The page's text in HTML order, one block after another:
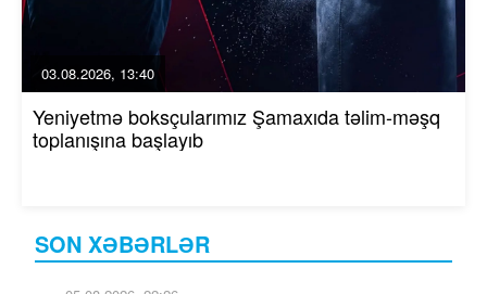
SON XƏBƏRLƏR
03.08.2026, 13:40
Yeniyetmə boksçularımız Şamaxıda təlim-məşq
toplanışına başlayıb